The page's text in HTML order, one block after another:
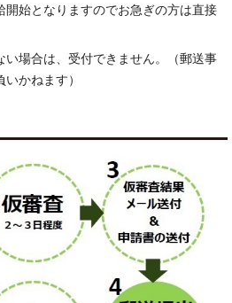
始となりますのでお急ぎの方は直接
場合は、受付できません。（郵送事
かねます）